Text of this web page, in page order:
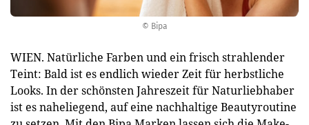
© Bipa
WIEN. Natürliche Farben und ein frisch strahlender
Teint: Bald ist es endlich wieder Zeit für herbstliche
Looks. In der schönsten Jahreszeit für Naturliebhaber
ist es naheliegend, auf eine nachhaltige Beautyroutine